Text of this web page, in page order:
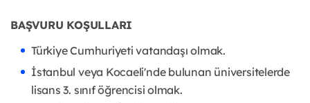
BAŞVURU KOŞULLARI
Türkiye Cumhuriyeti vatandaşı olmak.
İstanbul veya Kocaeli'nde bulunan üniversitelerde
lisans 3. sınıf öğrencisi olmak.